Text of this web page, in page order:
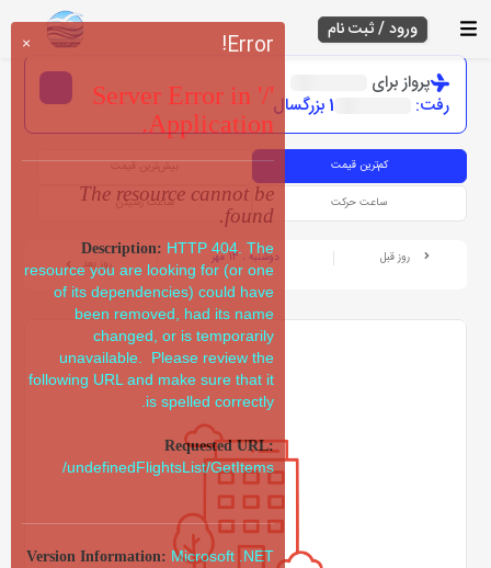
ورود / ثبت نام
پرواز برای
رفت:
1 بزرگسال
کم‌ترین قیمت بیش‌ترین قیمت
ساعت حرکت ساعت رسیدن
روز قبل دوشنبه ، 14 مهر روز بعد
× Error!
Server Error in '/'
Application.
The resource cannot be
found.
Description: HTTP 404. The
resource you are looking for (or one
of its dependencies) could have
been removed, had its name
changed, or is temporarily
unavailable. Please review the
following URL and make sure that it
is spelled correctly.
Requested URL:
/undefinedFlightsList/GetItems
Version Information: Microsoft .NET